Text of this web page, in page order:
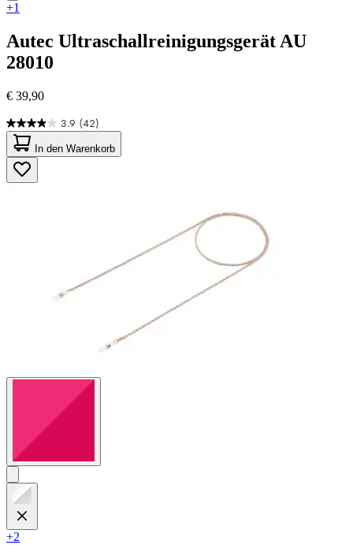
+1
Autec Ultraschallreinigungsgerät AU
28010
€ 39,90
3.9 (42)
3.9
von
5
Sternen.
42
In den Warenkorb
+2